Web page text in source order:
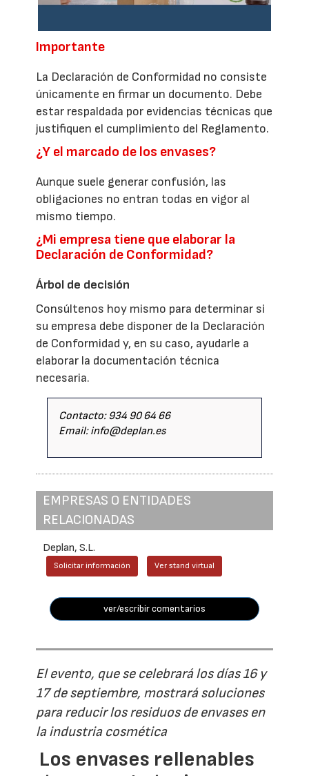
Importante
La Declaración de Conformidad no consiste
únicamente en firmar un documento. Debe
estar respaldada por evidencias técnicas que
justifiquen el cumplimiento del Reglamento.
¿Y el marcado de los envases?
Aunque suele generar confusión, las
obligaciones no entran todas en vigor al
mismo tiempo.
¿Mi empresa tiene que elaborar la
Declaración de Conformidad?
Árbol de decisión
Consúltenos hoy mismo para determinar si
su empresa debe disponer de la Declaración
de Conformidad y, en su caso, ayudarle a
elaborar la documentación técnica
necesaria.
Contacto: 934 90 64 66
Email: info@deplan.es
EMPRESAS O ENTIDADES
RELACIONADAS
Deplan, S.L.
Solicitar información Ver stand virtual
ver/escribir comentarios
El evento, que se celebrará los días 16 y
17 de septiembre, mostrará soluciones
para reducir los residuos de envases en
la industria cosmética
Los envases rellenables